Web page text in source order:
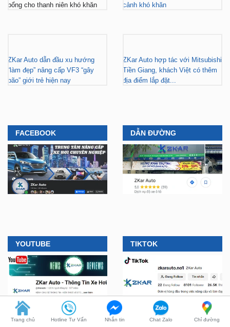
bổng cho thanh niên khó khăn
cảnh khó khăn
ZKar Auto dẫn đầu xu hướng
“làm đẹp” nâng cấp VF3 “gây
bão” giới trẻ hiện nay
ZKar Auto hợp tác với Mitsubishi
Tiền Giang, khách Việt có thêm
địa điểm lắp đặt...
FACEBOOK DẪN ĐƯỜNG
YOUTUBE TIKTOK
Trang chủ Hotline Tư Vấn Nhắn tin Chat Zalo Chỉ đường